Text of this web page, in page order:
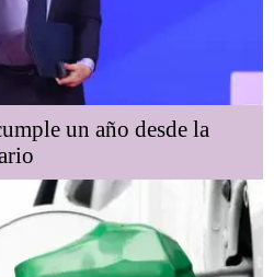
un año desde la